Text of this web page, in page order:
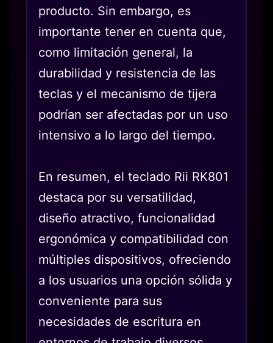
producto. Sin embargo, es
importante tener en cuenta que,
como limitación general, la
durabilidad y resistencia de las
teclas y el mecanismo de tijera
podrían ser afectadas por un uso
intensivo a lo largo del tiempo.
En resumen, el teclado Rii RK801
destaca por su versatilidad,
diseño atractivo, funcionalidad
ergonómica y compatibilidad con
múltiples dispositivos, ofreciendo
a los usuarios una opción sólida y
conveniente para sus
necesidades de escritura en